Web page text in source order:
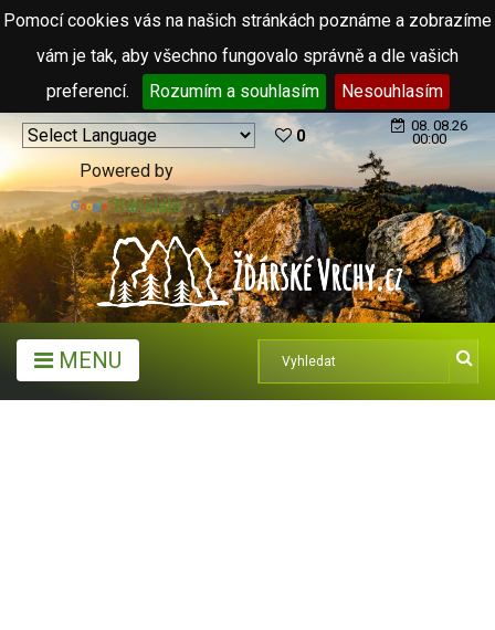
Pomocí cookies vás na našich stránkách poznáme a zobrazíme
vám je tak, aby všechno fungovalo správně a dle vašich
preferencí.
Rozumím a souhlasím Nesouhlasím
Powered by
Translate
0
08. 08.26
00:00
MENU